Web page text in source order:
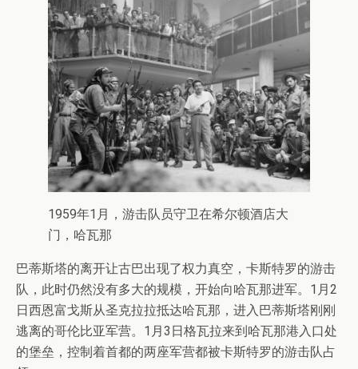
1959年1月，游击队员守卫在希尔顿酒店大
门，哈瓦那
巴蒂斯塔的离开让古巴出现了权力真空，卡斯特罗的游击
队，此时仍然没有多大的规模，开始向哈瓦那进军。1月2
日西恩富戈斯从圣克拉拉抵达哈瓦那，进入巴蒂斯塔刚刚
逃离的哥伦比亚军营。1月3日格瓦拉来到哈瓦那港入口处
的堡垒，控制着首都的两座军营都被卡斯特罗的游击队占